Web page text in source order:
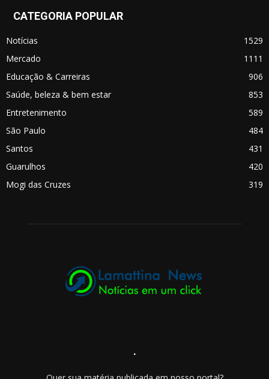
CATEGORIA POPULAR
Notícias
1529
Mercado
1111
Educação & Carreiras
906
Saúde, beleza & bem estar
853
Entretenimento
589
São Paulo
484
Santos
431
Guarulhos
420
Mogi das Cruzes
319
.